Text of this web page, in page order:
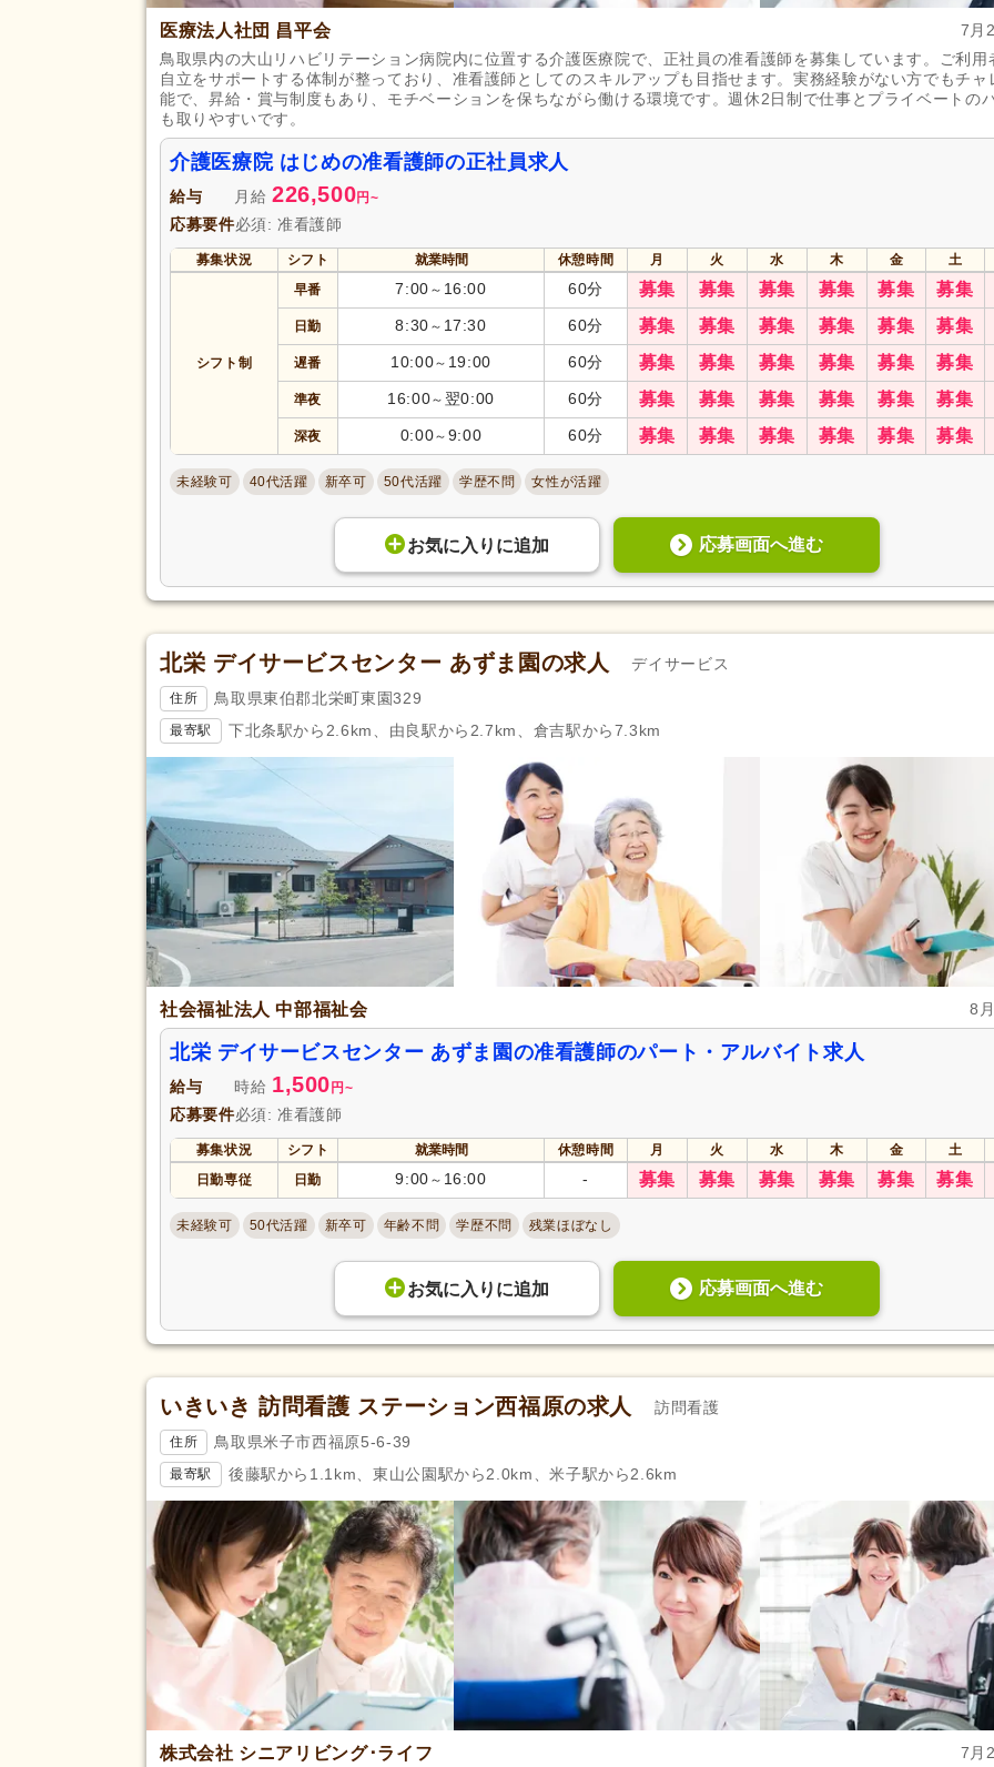
給与・手当
福利厚生
賞与あり
企業年金(17) 昇給あり(160) 復職支援あり(26)
退職金あり (90) 住宅手当(21) 資格取得支援あり(10)
夜勤手当(33)
資格手当(46)
再雇用制度あり
駅近 自動車通勤可 (153) 自転車通勤可(102)
バイク通勤可 (11)
医療法人社団 昌平会
7月
鳥取県内の大山リハビリテーション病院内に位置する介護医療院で、正社員の准看護師を募集しています。ご利用
自立をサポートする体制が整っており、准看護師としてのスキルアップも目指せます。実務経験がない方でもチャ
能で、昇給・賞与制度もあり、モチベーションを保ちながら働ける環境です。週休2日制で仕事とプライベートの
も取りやすいです。
介護医療院 はじめの准看護師の正社員求人
給与 月給 226,500円~
応募要件必須: 准看護師
募集状況 シフト 就業時間 休憩時間 月 火 水 木 金 土
シフト制
早番 7:00 ～ 16:00 60分 募集 募集 募集 募集 募集 募集
日勤 8:30 ～ 17:30 60分 募集 募集 募集 募集 募集 募集
遅番 10:00～ 19:00 60分 募集 募集 募集 募集 募集 募集
準夜 16:00～ 翌0:00 60分 募集 募集 募集 募集 募集 募集
深夜 0:00～ 9:00 60分 募集 募集 募集 募集 募集 募集
未経験可 40代活躍 新卒可 50代活躍 学歴不問 女性が活躍
お気に入り に追加 応募画面へ進む
北栄 デイサービスセンター あずま園の求人 デイサービス
住所 鳥取県東伯郡北栄町東園329
最寄駅 下北条駅から2.6km、由良駅から2.7km、倉吉駅から7.3km
社会福祉法人 中部福祉会 8
北栄 デイサービスセンター あずま園の准看護師のパート・アルバイト求人
給与 時給 1,500円~
応募要件必須: 准看護師
募集状況 シフト 就業時間 休憩時間 月 火 水 木 金 土
日勤専従
日勤 9:00 ～ 16:00 - 募集 募集 募集 募集 募集 募集
未経験可 50代活躍 新卒可 年齢不問 学歴不問 残業ほぼなし
お気に入り に追加 応募画面へ進む
いきいき 訪問看護 ステーション西福原の求人 訪問看護
住所 鳥取県米子市西福原5-6-39
最寄駅 後藤駅から1.1km、東山公園駅から2.0km、米子駅から2.6km
株式会社 シニアリビング･ライフ 7月